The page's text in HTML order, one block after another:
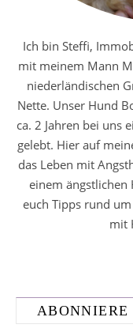
Ich bin Steffi,
mit meinem Mann
niederländischen
Nette. Unser Hund
ca. 2 Jahren bei uns
gelebt. Hier auf
das Leben mit
einem ängstlichen
euch Tipps rund
mit
ABONNIERE